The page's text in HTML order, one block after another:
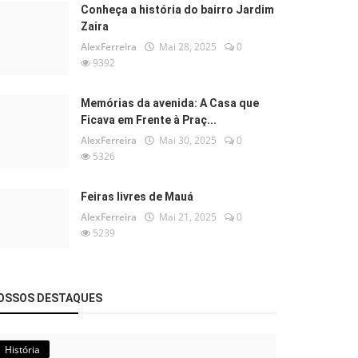
Conheça a história do bairro Jardim
Zaira
AlexFerreira Mai 28, 2025
0
9392
Memórias da avenida: A Casa que
Ficava em Frente à Praç...
AlexFerreira Mai 30, 2025
0
5326
Feiras livres de Mauá
AlexFerreira Mai 21, 2025
0
5239
DESTAQUES
História